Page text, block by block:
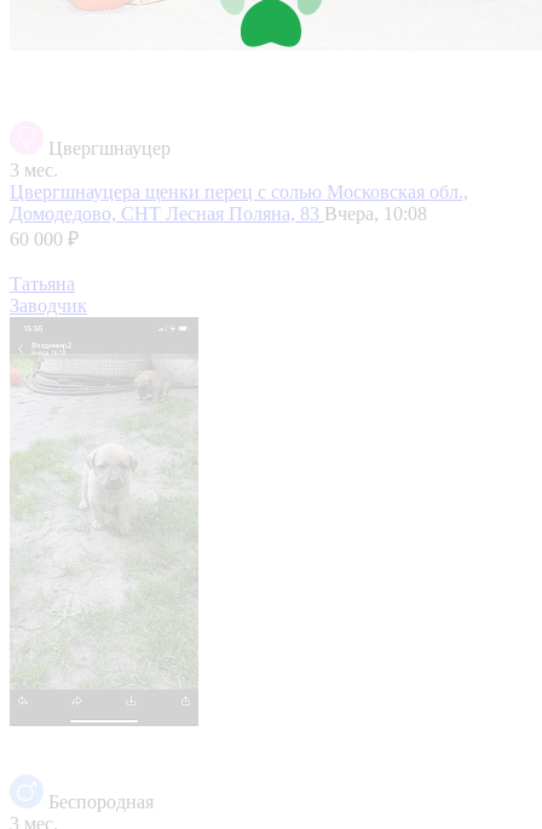
Цвергшнауцер
3 мес.
Цвергшнауцера щенки перец с солью Московская обл.,
Домодедово, СНТ Лесная Поляна, 83 Вчера, 10:08
60 000 ₽
Татьяна
Заводчик
Беспородная
3 мес.